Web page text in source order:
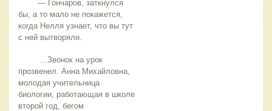
бы, а то мало не покажется,
когда Нелля узнает, что вы тут
с ней вытворяли.
прозвенел. Анна Михайловна,
молодая учительница
биологии, работающая в школе
второй год, бегом